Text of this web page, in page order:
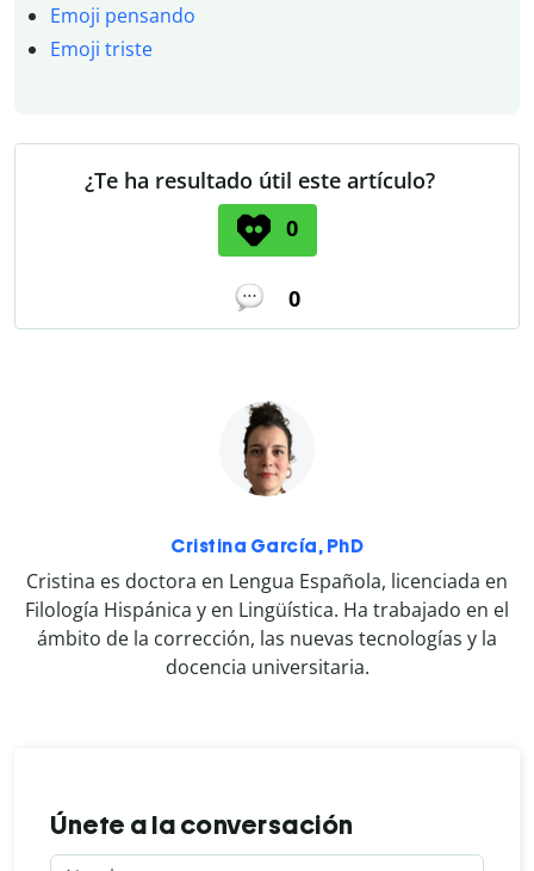
Emoji pensando
Emoji triste
¿Te ha resultado útil este artículo?
0
0
Cristina García, PhD
Cristina es doctora en Lengua Española, licenciada en
Filología Hispánica y en Lingüística. Ha trabajado en el
ámbito de la corrección, las nuevas tecnologías y la
docencia universitaria.
Únete a la conversación